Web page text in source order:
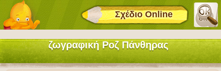
Σχέδιο Online
ζωγραφική Ροζ Πάνθηρας